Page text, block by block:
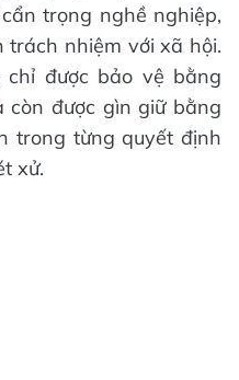
trọng nghề nghiệp,
nhiệm với xã hội.
được bảo vệ bằng
còn được gìn giữ bằng
trong từng quyết định
xử.​